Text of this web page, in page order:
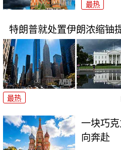
最热
特朗普就处置伊朗浓缩铀
最热
一块巧
向奔赴